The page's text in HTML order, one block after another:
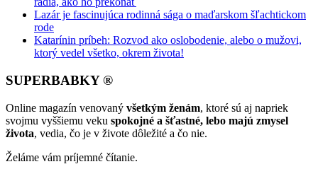
Lazár je fascinujúca rodinná sága o maďarskom šľachtickom
rode
Katarínin príbeh: Rozvod ako oslobodenie, alebo o mužovi,
ktorý vedel všetko, okrem života!
SUPERBABKY ®
Online magazín venovaný všetkým ženám, ktoré sú aj napriek
svojmu vyššiemu veku spokojné a šťastné, lebo majú zmysel
života, vedia, čo je v živote dôležité a čo nie.
Želáme vám príjemné čítanie.